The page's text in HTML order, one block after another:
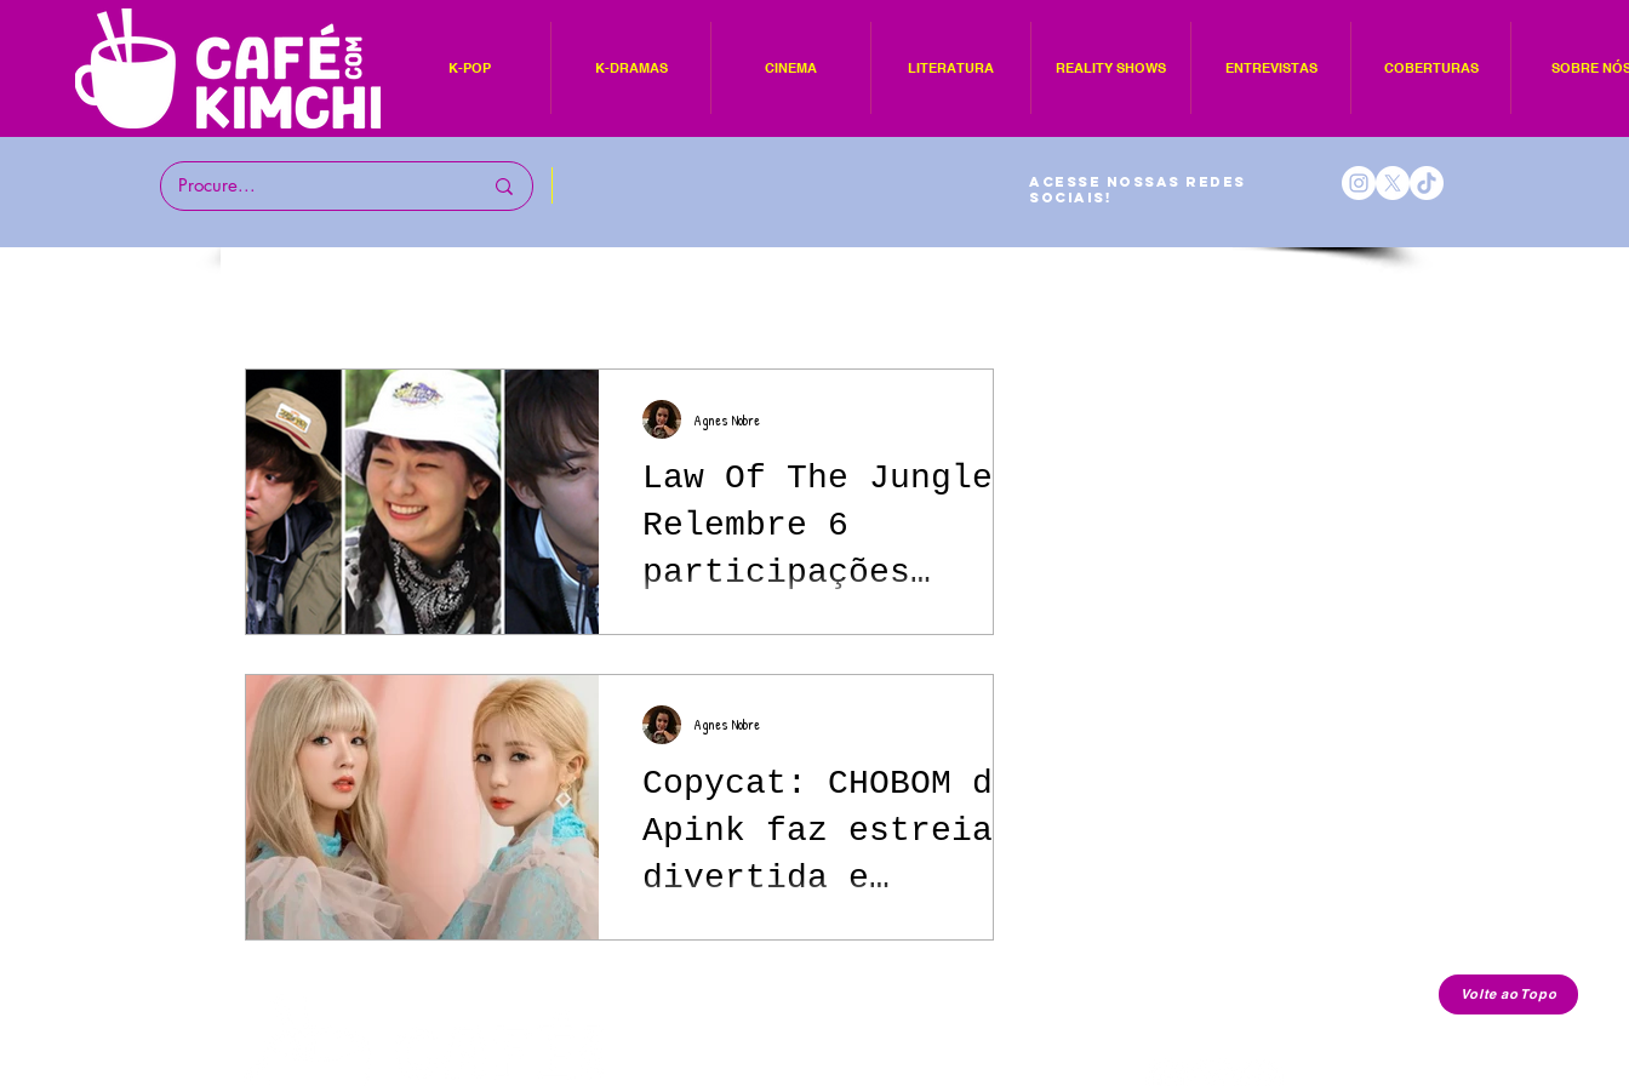
K-POP K-DRAMAS CINEMA LITERATURA REALITY SHOWS ENTREVISTAS COBERTURAS SOBRE
Acesse nossas redes
sociais!
Law Of The Jungle:
Relembre 6
participações
programa
Agnes Nobre
Copycat: CHOBOM do
Apink faz estreia
divertida e
Agnes Nobre
Volte ao Topo